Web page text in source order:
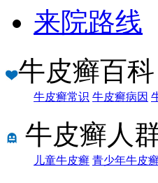
来院路线
牛皮癣百科
牛皮癣常识 牛皮癣病因
牛皮癣人
儿童牛皮癣 青少年牛皮